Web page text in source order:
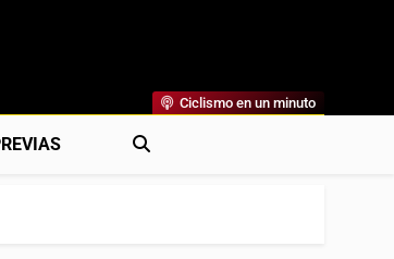
Y Más. La Web Ciclista De Referencia.
Ciclismo en un minuto